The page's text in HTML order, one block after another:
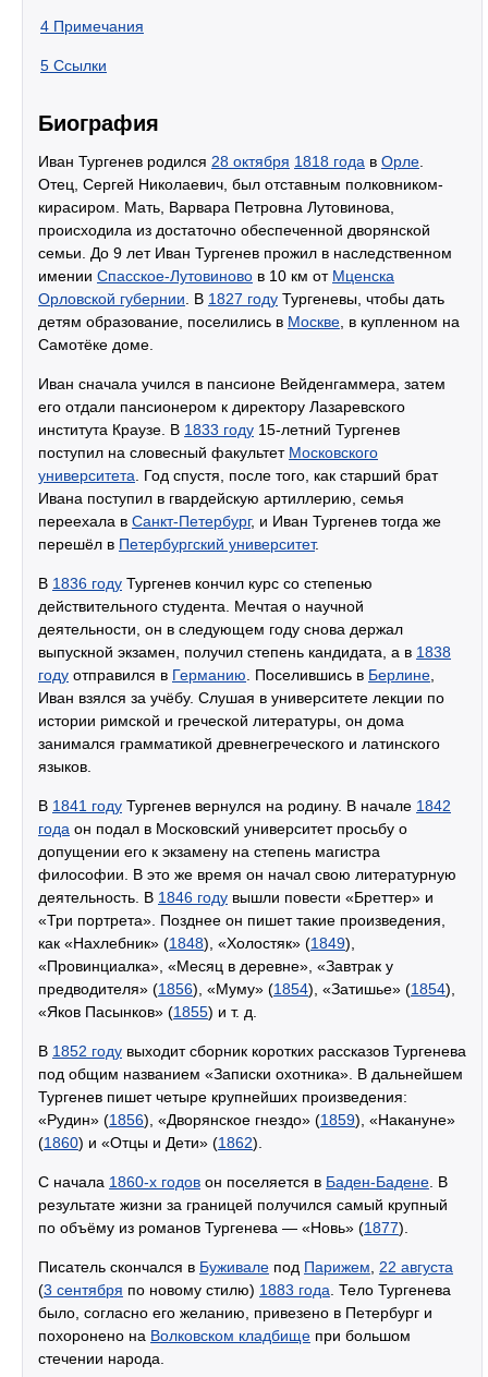
4 Примечания
5 Ссылки
Биография
Иван Тургенев родился 28 октября 1818 года в Орле
Отец, Сергей Николаевич, был отставным полковником-
кирасиром. Мать, Варвара Петровна Лутовинова,
происходила из достаточно обеспеченной дворянской
семьи. До 9 лет Иван Тургенев прожил в наследственном
имении Спасское-Лутовиново в 10 км от Мценска
Орловской губернии . В 1827 году Тургеневы, чтобы дать
детям образование, поселились в Москве , в купленном на
Самотёке доме.
Иван сначала учился в пансионе Вейденгаммера, затем
его отдали пансионером к директору Лазаревского
института Краузе. В 1833 году 15-летний Тургенев
поступил на словесный факультет Московского
университета . Год спустя, после того, как старший брат
Ивана поступил в гвардейскую артиллерию, семья
переехала в Санкт-Петербург, и Иван Тургенев тогда же
перешёл в Петербургский университет.
В 1836 году Тургенев кончил курс со степенью
действительного студента. Мечтая о научной
деятельности, он в следующем году снова держал
выпускной экзамен, получил степень кандидата, а в 1838
году отправился в Германию . Поселившись в Берлине
Иван взялся за учёбу. Слушая в университете лекции по
истории римской и греческой литературы, он дома
занимался грамматикой древнегреческого и латинского
языков.
В 1841 году Тургенев вернулся на родину. В начале 1842
года он подал в Московский университет просьбу о
допущении его к экзамену на степень магистра
философии. В это же время он начал свою литературную
деятельность. В 1846 году вышли повести «Бреттер» и
«Три портрета». Позднее он пишет такие произведения,
как «Нахлебник» (1848), «Холостяк» (1849),
«Провинциалка», «Месяц в деревне», «Завтрак у
предводителя» (1856), «Муму» (1854), «Затишье» (1854),
«Яков Пасынков» (1855) и т. д.
В 1852 году выходит сборник коротких рассказов Тургенева
под общим названием «Записки охотника». В дальнейшем
Тургенев пишет четыре крупнейших произведения:
«Рудин» (1856), «Дворянское гнездо» (1859), «Накануне»
(1860) и «Отцы и Дети» (1862).
С начала 1860-х годов он поселяется в Баден-Бадене . В
результате жизни за границей получился самый крупный
по объёму из романов Тургенева — «Новь» (1877).
Писатель скончался в Буживале под Парижем
22 августа
(3 сентября по новому стилю) 1883 года . Тело Тургенева
было, согласно его желанию, привезено в Петербург и
похоронено на Волковском кладбище при большом
стечении народа.